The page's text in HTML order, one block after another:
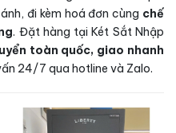
đi kèm hoá đơn cùng chế
. Đặt hàng tại Két Sắt Nhập
toàn quốc, giao nhanh
24/7 qua hotline và Zalo.